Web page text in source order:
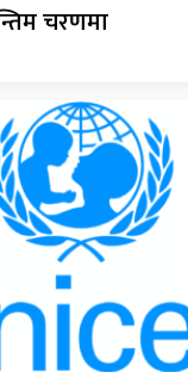
चरणमा